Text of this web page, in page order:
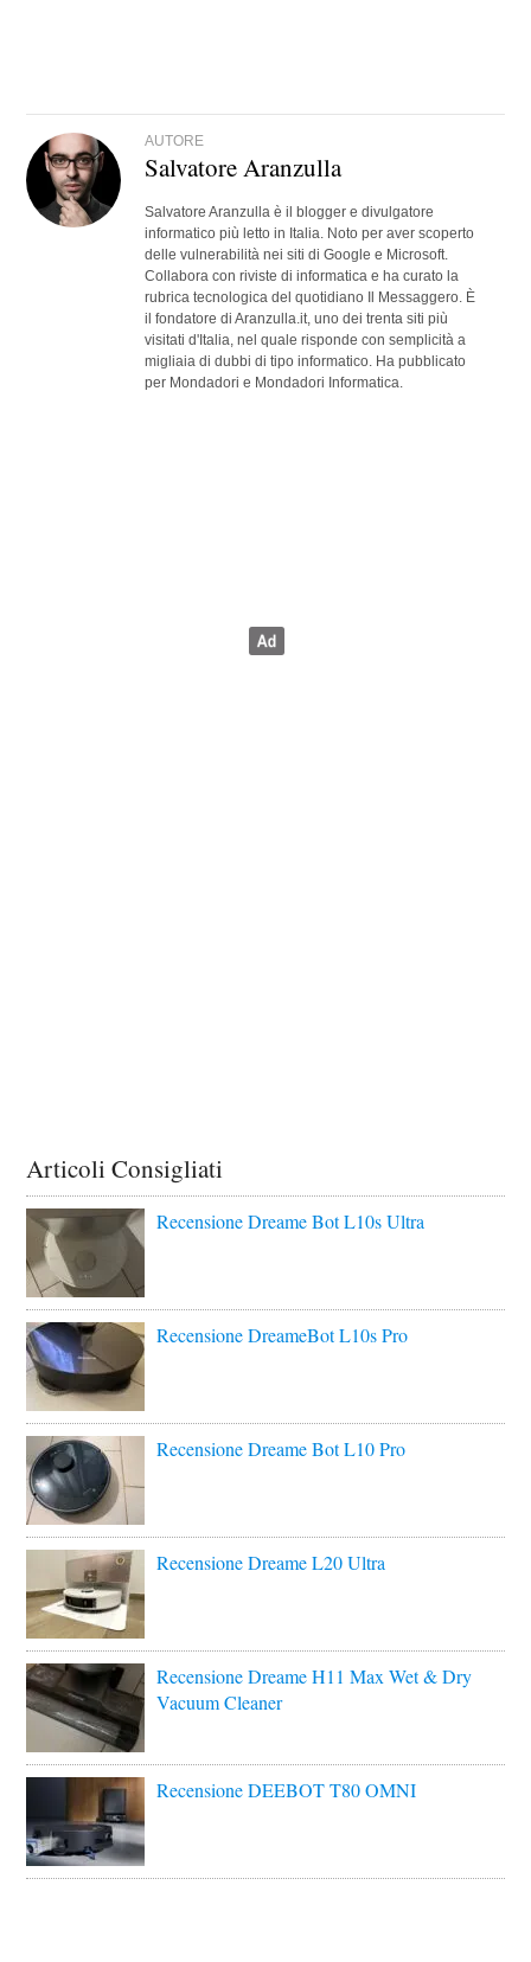
AUTORE
Salvatore Aranzulla
Salvatore Aranzulla è il blogger e divulgatore
informatico più letto in Italia. Noto per aver scoperto
delle vulnerabilità nei siti di Google e Microsoft.
Collabora con riviste di informatica e ha curato la
rubrica tecnologica del quotidiano Il Messaggero. È
il fondatore di Aranzulla.it, uno dei trenta siti più
visitati d'Italia, nel quale risponde con semplicità a
migliaia di dubbi di tipo informatico. Ha pubblicato
per Mondadori e Mondadori Informatica.
Articoli Consigliati
Recensione Dreame Bot L10s Ultra
Recensione DreameBot L10s Pro
Recensione Dreame Bot L10 Pro
Recensione Dreame L20 Ultra
Recensione Dreame H11 Max Wet & Dry
Vacuum Cleaner
Recensione DEEBOT T80 OMNI